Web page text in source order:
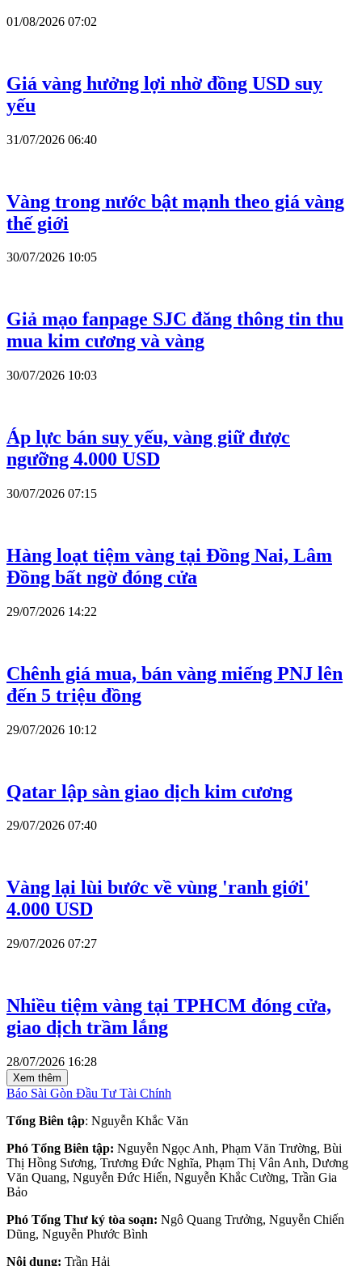
01/08/2026 07:02
Giá vàng hưởng lợi nhờ đồng USD suy
yếu
31/07/2026 06:40
Vàng trong nước bật mạnh theo giá vàng
thế giới
30/07/2026 10:05
Giả mạo fanpage SJC đăng thông tin thu
mua kim cương và vàng
30/07/2026 10:03
Áp lực bán suy yếu, vàng giữ được
ngưỡng 4.000 USD
30/07/2026 07:15
Hàng loạt tiệm vàng tại Đồng Nai, Lâm
Đồng bất ngờ đóng cửa
29/07/2026 14:22
Chênh giá mua, bán vàng miếng PNJ lên
đến 5 triệu đồng
29/07/2026 10:12
Qatar lập sàn giao dịch kim cương
29/07/2026 07:40
Vàng lại lùi bước về vùng 'ranh giới'
4.000 USD
29/07/2026 07:27
Nhiều tiệm vàng tại TPHCM đóng cửa,
giao dịch trầm lắng
28/07/2026 16:28
Xem thêm
Báo Sài Gòn Đầu Tư Tài Chính
Tổng Biên tập: Nguyễn Khắc Văn
Phó Tổng Biên tập: Nguyễn Ngọc Anh, Phạm Văn Trường, Bùi
Thị Hồng Sương, Trương Đức Nghĩa, Phạm Thị Vân Anh, Dương
Văn Quang, Nguyễn Đức Hiển, Nguyễn Khắc Cường, Trần Gia
Bảo
Phó Tổng Thư ký tòa soạn: Ngô Quang Trưởng, Nguyễn Chiến
Dũng, Nguyễn Phước Bình
Nội dung: Trần Hải